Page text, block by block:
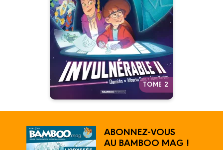
TOME 2
Date de parution :
27/05/2026
Un récit tendre, drôle et plein
d’énergie sur la force des rêves
et la persévérance.
Autres tomes
ABONNEZ-VOUS
AU BAMBOO MAG !